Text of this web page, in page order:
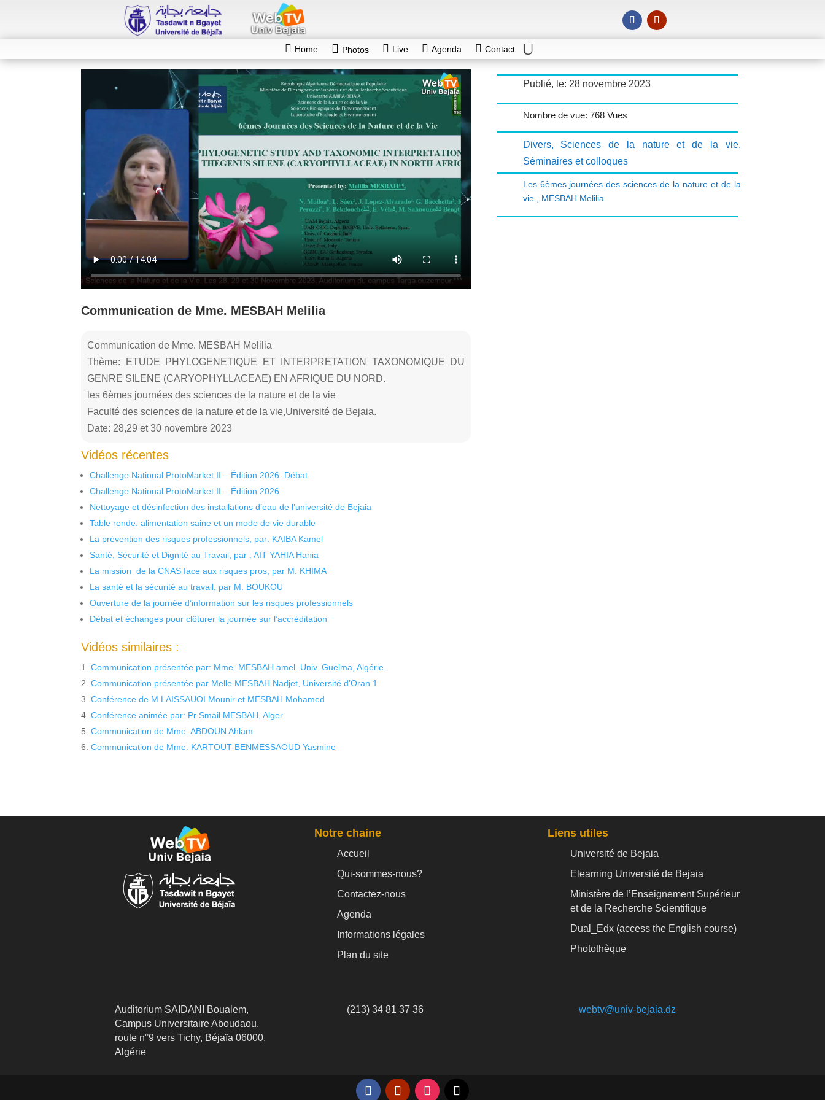
Home Photos Live Agenda Contact
Communication de Mme. MESBAH Melilia
Communication de Mme. MESBAH Melilia
Thème: ETUDE PHYLOGENETIQUE ET INTERPRETATION TAXONOMIQUE DU
GENRE SILENE (CARYOPHYLLACEAE) EN AFRIQUE DU NORD.
les 6èmes journées des sciences de la nature et de la vie
Faculté des sciences de la nature et de la vie,Université de Bejaia.
Date: 28,29 et 30 novembre 2023
Vidéos récentes
Challenge National ProtoMarket II – Édition 2026. Débat
Challenge National ProtoMarket II – Édition 2026
Nettoyage et désinfection des installations d’eau de l’université de Bejaia
Table ronde: alimentation saine et un mode de vie durable
La prévention des risques professionnels, par: KAIBA Kamel
Santé, Sécurité et Dignité au Travail, par : AIT YAHIA Hania
La mission de la CNAS face aux risques pros, par M. KHIMA
La santé et la sécurité au travail, par M. BOUKOU
Ouverture de la journée d’information sur les risques professionnels
Débat et échanges pour clôturer la journée sur l’accréditation
Vidéos similaires :
Communication présentée par: Mme. MESBAH amel. Univ. Guelma, Algérie.
Communication présentée par Melle MESBAH Nadjet, Université d’Oran 1
Conférence de M LAISSAUOI Mounir et MESBAH Mohamed
Conférence animée par: Pr Smail MESBAH, Alger
Communication de Mme. ABDOUN Ahlam
Communication de Mme. KARTOUT-BENMESSAOUD Yasmine
Publié, le: 28 novembre 2023
Nombre de vue: 768 Vues
Divers, Sciences de la nature et de la vie,
Séminaires et colloques
Les 6èmes journées des sciences de la nature et de la
vie., MESBAH Melilia
Notre chaine
Accueil
Qui-sommes-nous?
Contactez-nous
Agenda
Informations légales
Plan du site
Liens utiles
Université de Bejaia
Elearning Université de Bejaia
Ministère de l’Enseignement Supérieur
et de la Recherche Scientifique
Dual_Edx (access the English course)
Photothèque
Auditorium SAIDANI Boualem,
Campus Universitaire Aboudaou,
route n°9 vers Tichy, Béjaïa 06000,
Algérie
(213) 34 81 37 36 webtv@univ-bejaia.dz